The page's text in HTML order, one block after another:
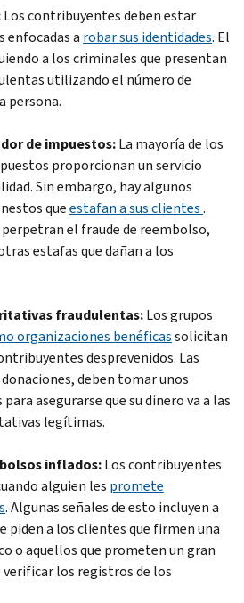
Los contribuyentes deben estar
enfocadas a robar sus identidades. El
a los criminales que presentan
utilizando el número de
persona.
de impuestos:La mayoría de los
proporcionan un servicio
Sin embargo, hay algunos
queestafan a sus clientes.
el fraude de reembolso,
estafas que dañan a los
fraudulentas:Los grupos
organizaciones benéficassolicitan
desprevenidos. Las
deben tomar unos
asegurarse que su dinero va a las
legítimas.
inflados:Los contribuyentes
alguien les promete
. Algunas señales de esto incluyen a
piden a los clientes que firmen una
o aquellos que prometen un gran
los registros de los